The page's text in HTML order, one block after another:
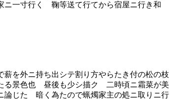
一寸行く 鞠等送て行てから宿屋ニ行き和
を外ニ持ち出シテ割り方やらたき付の松の枝
る景色也 昼後も少シ描ク 二時頃ニ霜菜が美
論じた 暗く為たので蝋燭家主の処ニ取りニ行